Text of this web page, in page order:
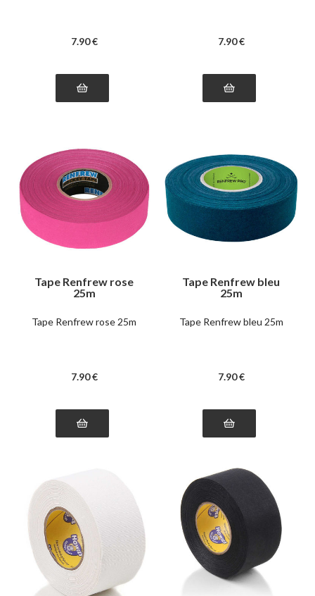
7.90 € 7.90 €
Tape Renfrew rose
25m
Tape Renfrew rose 25m
7.90 €
Tape Renfrew bleu
25m
Tape Renfrew bleu 25m
7.90 €